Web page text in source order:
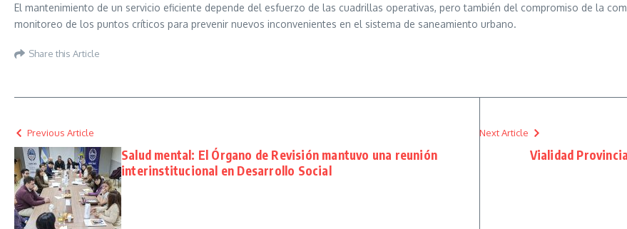
El mantenimiento de un servicio eficiente depende del esfuerzo de las cuadrillas operativas, pero también del compromiso de la
monitoreo de los puntos críticos para prevenir nuevos inconvenientes en el sistema de saneamiento urbano.
Share this Article
Previous Article
Salud mental: El Órgano de Revisión mantuvo una reunión
interinstitucional en Desarrollo Social
Next Article
Vialidad